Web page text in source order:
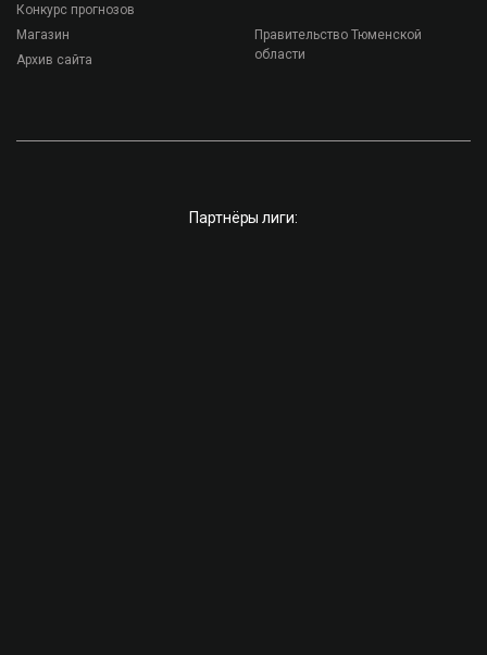
Конкурс прогнозов
Магазин
Архив сайта
Правительство Тюменской
области
Партнёры лиги: